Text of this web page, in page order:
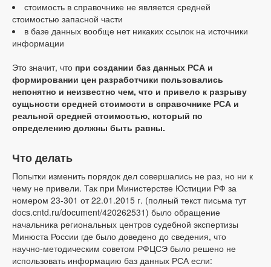
стоимость в справочнике не является средней
стоимостью запасной части
в базе данных вообще нет никаких ссылок на источники
информации
Это значит, что при создании баз данных РСА и
формировании цен разработчики пользовались
непонятно и неизвестно чем, что и привело к разрыву
сущьности средней стоимости в справочнике РСА и
реальной средней стоимостью, который по
определению должны быть равны.
Что делать
Попытки изменить порядок дел совершались не раз, но ни к
чему не привели. Так при Министерстве Юстиции РФ за
номером 23-301 от 22.01.2015 г. (полный текст письма тут
docs.cntd.ru/document/420262531) было обращение
начальника региональных центров судебной экспертизы
Минюста России где было доведено до сведения, что
научно-методическим советом РФЦСЭ было решено не
использовать информацию баз данных РСА если: